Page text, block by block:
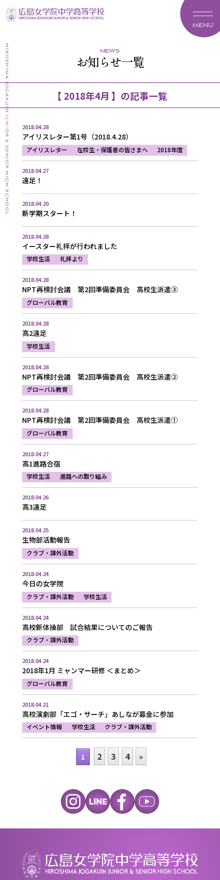
MENU
news
お知らせ一覧
【 2018年4月 】の記事一覧
2018.04.28
アイリスレター第1号（2018.4.28）
アイリスレター 在校生・保護者の皆さまへ 2018年度
2018.04.27
遠足！
2018.04.20
新学期スタート！
2018.04.28
イースター礼拝が行われました
学校生活 礼拝より
2018.04.28
NPT再検討会議 第2回準備委員会 高校生派遣③
グローバル教育
2018.04.28
高2遠足
学校生活
2018.04.28
NPT再検討会議 第2回準備委員会 高校生派遣②
グローバル教育
2018.04.28
NPT再検討会議 第2回準備委員会 高校生派遣①
グローバル教育
2018.04.27
高1進路合宿
学校生活 進路への取り組み
2018.04.26
高3遠足
2018.04.25
生物部活動報告
クラブ・課外活動
2018.04.24
今日の女学院
クラブ・課外活動 学校生活
2018.04.24
高校新体操部 試合結果についてのご報告
クラブ・課外活動
2018.04.24
2018年1月 ミャンマー研修 ＜まとめ＞
グローバル教育
2018.04.21
高校演劇部「エゴ・サーチ」あしなが募金に参加
イベント情報 学校生活 クラブ・課外活動
1 2 3 4 »